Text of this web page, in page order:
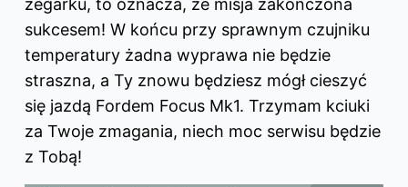
zegarku, to oznacza, że misja zakończona
sukcesem! W końcu przy sprawnym czujniku
temperatury żadna wyprawa nie będzie
straszna, a Ty znowu będziesz mógł cieszyć
się jazdą Fordem Focus Mk1. Trzymam kciuki
za Twoje zmagania, niech moc serwisu będzie
z Tobą!